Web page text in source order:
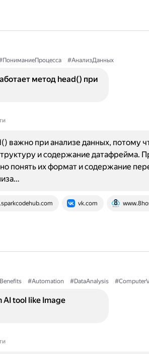
#АнализДанных
метод head() при
vk.com
важно при анализе данных, потому
и содержание датафрейма.
понять их формат и содержание
#Automation #DataAnalysis
tool like Image